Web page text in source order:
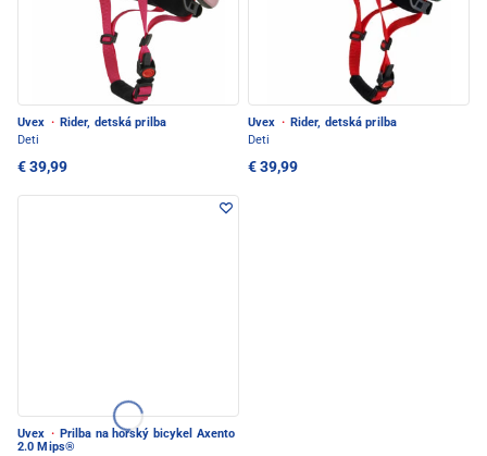
Uvex · Rider, detská prilba
Deti
€ 39,99
Uvex · Rider, detská prilba
Deti
€ 39,99
Uvex · Prilba na horský bicykel Axento
2.0 Mips®